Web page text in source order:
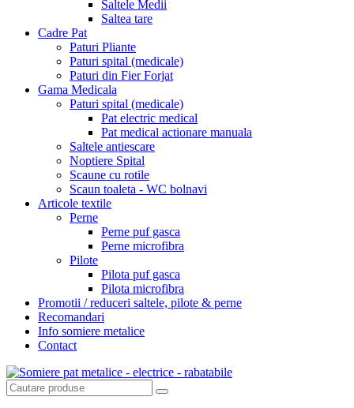
Saltele Medii
Saltea tare
Cadre Pat
Paturi Pliante
Paturi spital (medicale)
Paturi din Fier Forjat
Gama Medicala
Paturi spital (medicale)
Pat electric medical
Pat medical actionare manuala
Saltele antiescare
Noptiere Spital
Scaune cu rotile
Scaun toaleta - WC bolnavi
Articole textile
Perne
Perne puf gasca
Perne microfibra
Pilote
Pilota puf gasca
Pilota microfibra
Promotii / reduceri saltele, pilote & perne
Recomandari
Info somiere metalice
Contact